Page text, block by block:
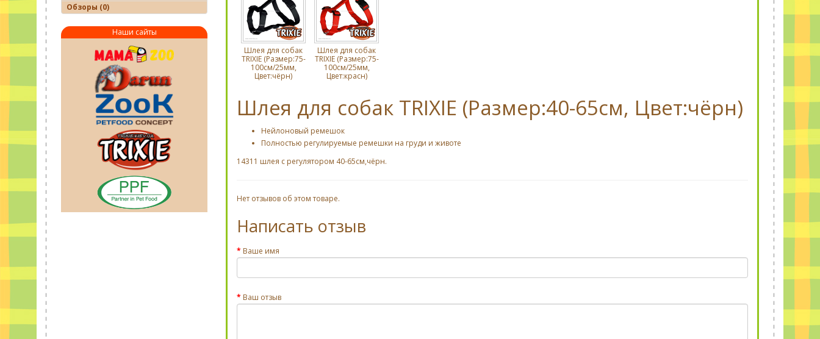
Обзоры (0)
Наши сайты
Шлея для собак
TRIXIE (Размер:75-
100см/25мм,
Цвет:чёрн)
Шлея для собак
TRIXIE (Размер:75-
100см/25мм,
Цвет:красн)
Шлея для собак TRIXIE (Размер:40-65см, Цвет:чёрн)
Нейлоновый ремешок
Полностью регулируемые ремешки на груди и животе
14311 шлея с регулятором 40-65см,чёрн.
Нет отзывов об этом товаре.
Написать отзыв
Ваше имя
Ваш отзыв